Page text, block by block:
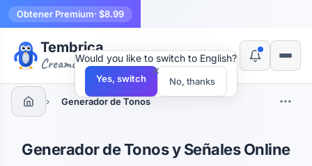
Obtener Premium· $8.99
Tembrica
Creamos herramientas
› Generador de Tonos
Generador de Tonos y Señales Online
×
Would you like to switch to English?
Yes, switch No, thanks